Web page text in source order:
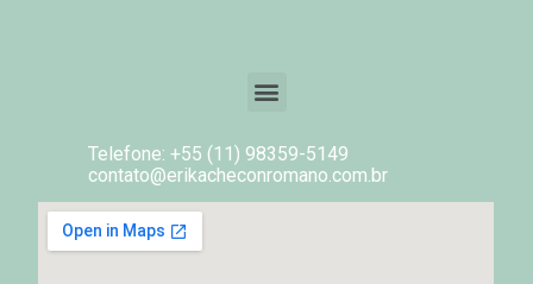
Telefone: +55 (11) 98359-5149
contato@erikacheconromano.com.br